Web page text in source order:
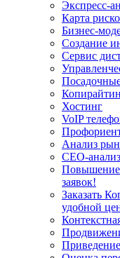
Экспресс-
Карта
Бизнес-
Создание
Сервис
Хостинг
VoIP
Анализ
СЕО-анализ
Повышение
заявок!
Заказать
удобной